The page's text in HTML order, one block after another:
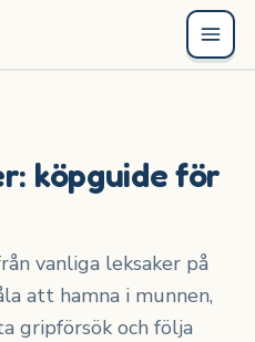
köpguide för
vanliga leksaker på
att hamna i munnen,
gripförsök och följa